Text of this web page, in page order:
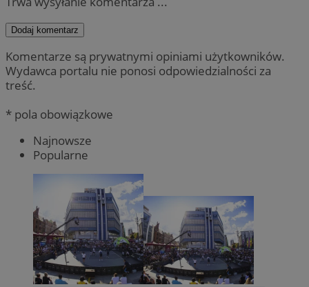
Dodaj komentarz
Komentarze są prywatnymi opiniami użytkowników.
Wydawca portalu nie ponosi odpowiedzialności za
treść.
* pola obowiązkowe
Najnowsze
Popularne